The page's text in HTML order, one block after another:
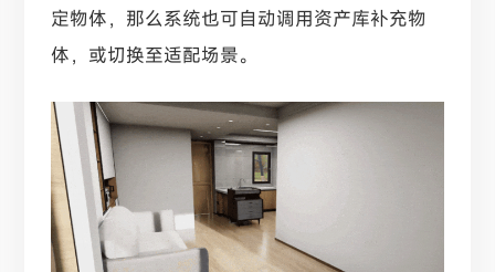
定物体，那么系统也可自动调用资产库补充物
体，或切换至适配场景。